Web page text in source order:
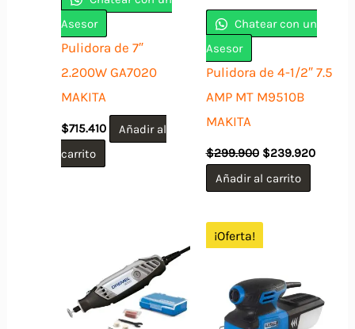
Asesor
Pulidora de 7″
2.200W GA7020
MAKITA
$715.410
Añadir al
carrito
Chatear con un
Asesor
Pulidora de 4-1/2″ 7.5
AMP MT M9510B
MAKITA
$299.900 El
precio
original
era:
$239.920El
precio
Añadir al carrito
¡Oferta!